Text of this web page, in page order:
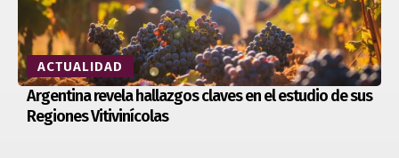
ACTUALIDAD
Argentina revela hallazgos claves en el estudio de sus
Regiones Vitivinícolas